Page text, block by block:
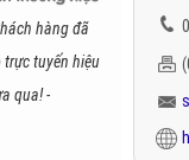
hàng đã
tuyến hiệu
qua! -